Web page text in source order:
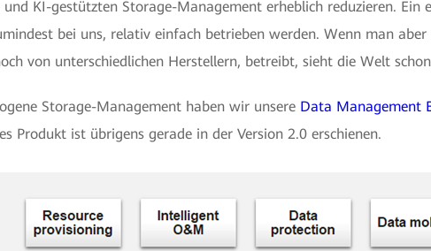
KI-gestützten Storage-Management erheblich reduzieren. Ein
bei uns, relativ einfach betrieben werden. Wenn man aber
von unterschiedlichen Herstellern, betreibt, sieht die Welt
Storage-Management haben wir unsere Data Management
Produkt ist übrigens gerade in der Version 2.0 erschienen.